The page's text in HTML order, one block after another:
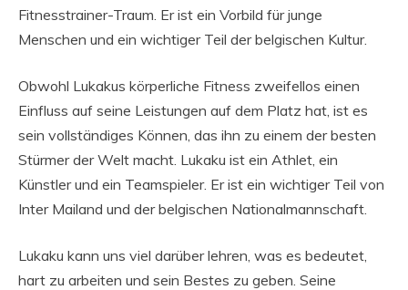
Fitnesstrainer-Traum. Er ist ein Vorbild für junge
Menschen und ein wichtiger Teil der belgischen Kultur.
Obwohl Lukakus körperliche Fitness zweifellos einen
Einfluss auf seine Leistungen auf dem Platz hat, ist es
sein vollständiges Können, das ihn zu einem der besten
Stürmer der Welt macht. Lukaku ist ein Athlet, ein
Künstler und ein Teamspieler. Er ist ein wichtiger Teil von
Inter Mailand und der belgischen Nationalmannschaft.
Lukaku kann uns viel darüber lehren, was es bedeutet,
hart zu arbeiten und sein Bestes zu geben. Seine